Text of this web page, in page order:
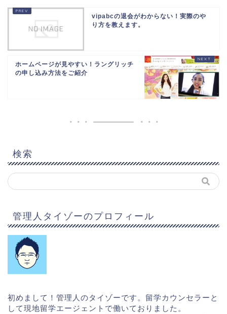
vipabcの退会がわからない！実際のや
り方を教えます。
ホームページが見やすい！ラングリッチ
の申し込み方法をご紹介
検索
管理人タイゾーのプロフィール
初めまして！管理人のタイゾーです。留学カウンセラーと
して現地留学エージェントで働いておりました。